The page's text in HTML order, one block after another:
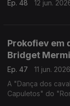
Ep. 48 12 jun.
Prokofiev em
Bridget
Ep. 47
11 jun. 2026
A "Dança dos
Capuletos" do